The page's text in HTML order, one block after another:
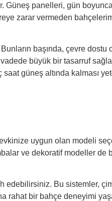
panelleri, gün
zarar vermeden
başında, çevre dostu
büyük bir tasarruf
güneş altında kalması
uygun olan modeli
ve dekoratif modeller de
Bu sistemler,
rahat bir bahçe deneyimi